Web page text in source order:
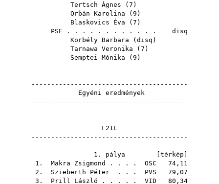
Tertsch Ágnes ( 7 )
Orbán Karolina ( 9 )
Blaskovics Éva ( 7 )
PSE . . . . . . . . . . . . disq
Korbély Barbara ( disq )
Tarnawa Veronika ( 7 )
Semptei Mónika ( 9 )
----------------------------------------
Egyéni eredmények
----------------------------------------
F21E
----------------------------------------
1. pálya [ térkép
1. Makra Zsigmond . . . . OSC 74,11
2. Szieberth Péter . . . PVS 79,07
3. Prill László . . . . . VID 80,34